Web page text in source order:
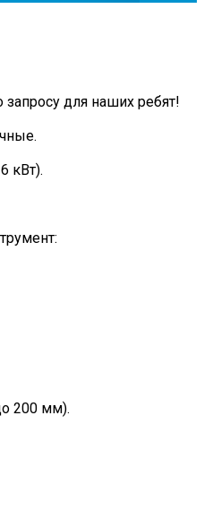
для наших ребят!
кВт).
200 мм).